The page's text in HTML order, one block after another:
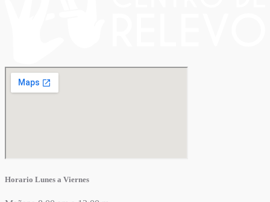
Horario Lunes a Viernes